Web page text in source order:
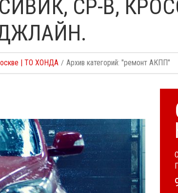
СР-В,
| ТО ХОНДА Архив категорий: "ремонт АКПП"